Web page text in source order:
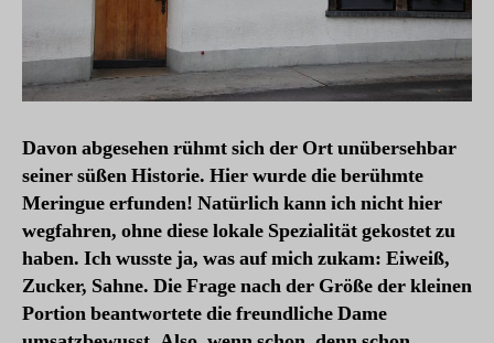
Davon abgesehen rühmt sich der Ort unübersehbar
seiner süßen Historie. Hier wurde die berühmte
Meringue erfunden! Natürlich kann ich nicht hier
wegfahren, ohne diese lokale Spezialität gekostet zu
haben. Ich wusste ja, was auf mich zukam: Eiweiß,
Zucker, Sahne. Die Frage nach der Größe der kleinen
Portion beantwortete die freundliche Dame